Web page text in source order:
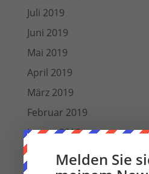
Juli 2019
Juni 2019
Mai 2019
April 2019
März 2019
Februar 2019
Januar 2019
Dezember 2018
Melden Sie